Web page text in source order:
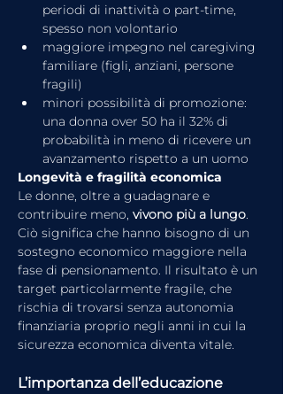
periodi di inattività o part-time,
spesso non volontario
maggiore impegno nel caregiving
familiare (figli, anziani, persone
fragili)
minori possibilità di promozione:
una donna over 50 ha il 32% di
probabilità in meno di ricevere un
avanzamento rispetto a un uomo
Longevità e fragilità economica
Le donne, oltre a guadagnare e
contribuire meno, vivono più a lungo
Ciò significa che hanno bisogno di un
sostegno economico maggiore nella
fase di pensionamento. Il risultato è un
target particolarmente fragile, che
rischia di trovarsi senza autonomia
finanziaria proprio negli anni in cui la
sicurezza economica diventa vitale.
L’importanza dell’educazione